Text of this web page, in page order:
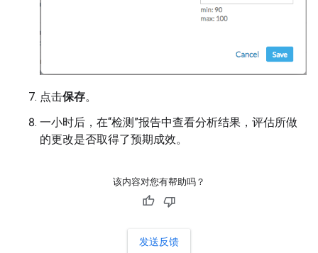
点击保存。
一小时后，在“检测”报告中查看分析结果，评估所做
的更改是否取得了预期成效。
该内容对您有帮助吗？
发送反馈